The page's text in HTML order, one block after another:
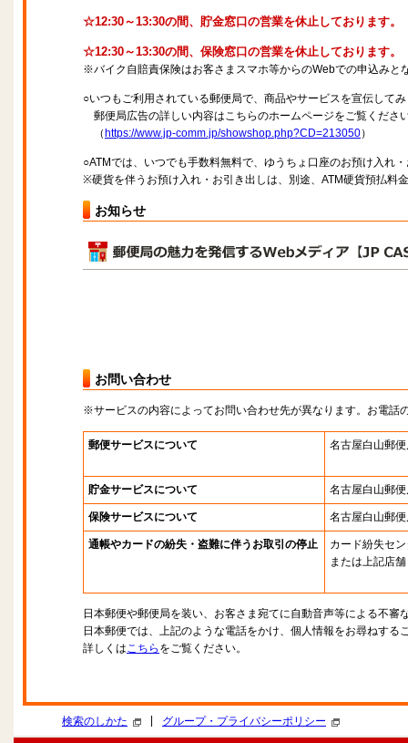
☆12:30～13:30の間、貯金窓口の営業を休止しております。
☆12:30～13:30の間、保険窓口の営業を休止しております。
※バイク自賠責保険はお客さまスマホ等からのWebでの申込みと
○いつもご利用されている郵便局で、商品やサービスを宣伝して
郵便局広告の詳しい内容はこちらのホームページをご覧くださ
（ https://www.jp-comm.jp/showshop.php?CD=213050）
○ATMでは、いつでも手数料無料で、ゆうちょ口座のお預け入れ
※硬貨を伴うお預け入れ・お引き出しは、別途、ATM硬貨預払料
お知らせ
お問い合わせ
※サービスの内容によってお問い合わせ先が異なります。お電話
郵便サービスについて 名古屋白山郵
貯金サービスについて 名古屋白山郵
保険サービスについて 名古屋白山郵
通帳やカードの紛失・盗難に伴うお取引の停止
カード紛失セ
または上記店舗
日本郵便や郵便局を装い、お客さま宛てに自動音声等による不審
日本郵便では、上記のような電話をかけ、個人情報をお尋ねする
詳しくはこちら をご覧ください。
検索のしかた グループ・プライバシーポリシー